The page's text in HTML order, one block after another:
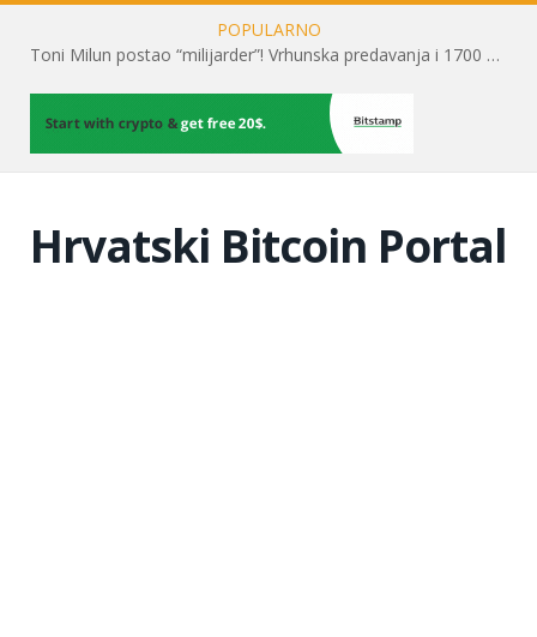
POPULARNO
Toni Milun postao “milijarder”! Vrhunska predavanja i 1700 posjetitelja obilježili su mjesec financijske pismenosti
Hrvatski Bitcoin Portal